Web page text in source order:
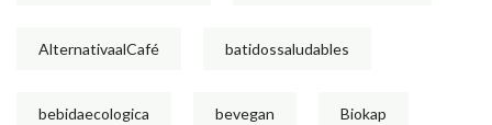
AlternativaalCafé batidossaludables
bebidaecologica bevegan Biokap